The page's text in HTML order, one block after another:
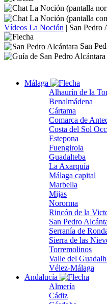
Vídeos La Noción | San Pedro
San
Málaga
Alhaurín de la
Benalmádena
Cártama
Comarca de
Costa del Sol
Estepona
Fuengirola
Guadalteba
La Axarquía
Málaga capital
Marbella
Mijas
Nororma
Rincón de la
San Pedro
Serranía de
Sierra de las
Torremolinos
Valle del
Vélez-Málaga
Andalucía
Almería
Cádiz